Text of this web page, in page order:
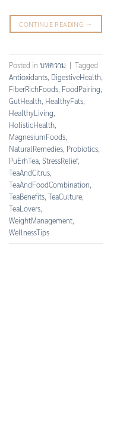
CONTINUE READING →
Posted in บทความ | Tagged
Antioxidants, DigestiveHealth,
FiberRichFoods, FoodPairing,
GutHealth, HealthyFats,
HealthyLiving,
HolisticHealth,
MagnesiumFoods,
NaturalRemedies, Probiotics,
PuErhTea, StressRelief,
TeaAndCitrus,
TeaAndFoodCombination,
TeaBenefits, TeaCulture,
TeaLovers,
WeightManagement,
WellnessTips